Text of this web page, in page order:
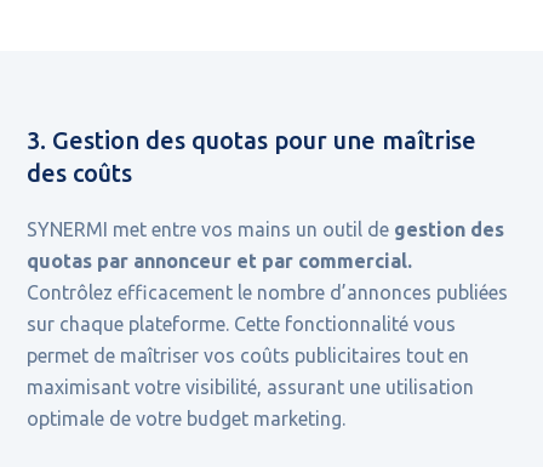
3. Gestion des quotas pour une maîtrise
des coûts
SYNERMI met entre vos mains un outil de gestion des
quotas par annonceur et par commercial.
Contrôlez efficacement le nombre d’annonces publiées
sur chaque plateforme. Cette fonctionnalité vous
permet de maîtriser vos coûts publicitaires tout en
maximisant votre visibilité, assurant une utilisation
optimale de votre budget marketing.